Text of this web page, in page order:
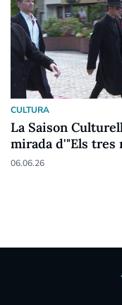
CULTURA
La Saison
mirada d'"Els tres
del col·lectiu 49 701
06.06.26